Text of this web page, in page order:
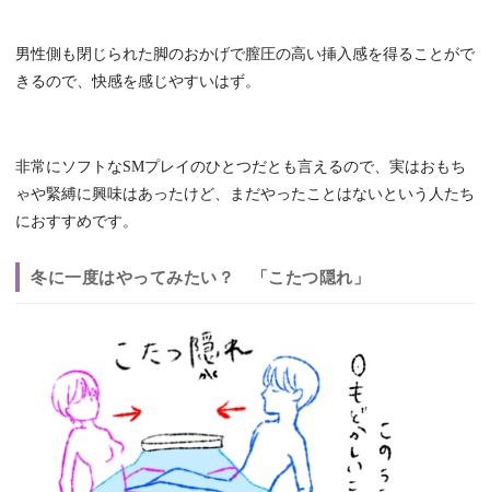
男性側も閉じられた脚のおかげで膣圧の高い挿入感を得ることがで
きるので、快感を感じやすいはず。
非常にソフトなSMプレイのひとつだとも言えるので、実はおもち
ゃや緊縛に興味はあったけど、まだやったことはないという人たち
におすすめです。
冬に一度はやってみたい？ 「こたつ隠れ」